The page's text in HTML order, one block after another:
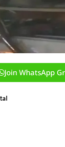
Join WhatsApp